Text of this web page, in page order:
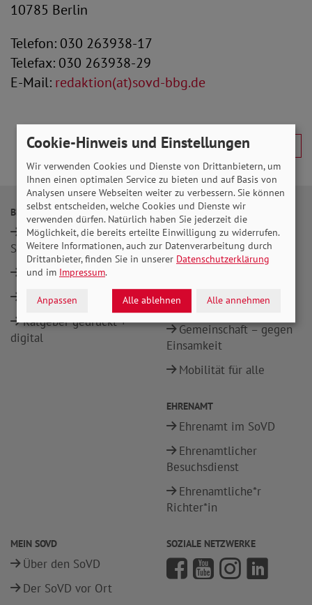
10785 Berlin
Telefon: 030 263938-17
Telefax: 030 263938-29
E-Mail: redaktion(at)sovd-bbg.de
BERATUNG
Alltags- und
Sozialberatung
Sozialrechtsberatung
Mobile Sozialberatung
Ratgeber gedruckt +
digital
POLITIK
Sozialpolitische
Positionen
Teilhabe
Gemeinschaft – gegen
Einsamkeit
Mobilität für alle
EHRENAMT
Ehrenamt im SoVD
Ehrenamtlicher
Besuchsdienst
Ehrenamtliche*r
Richter*in
MEIN SOVD
Über den SoVD
Der SoVD vor Ort
SOZIALE NETZWERKE
Cookie-Hinweis und Einstellungen
Wir verwenden Cookies und Dienste von Drittanbietern, um
Ihnen einen optimalen Service zu bieten und auf Basis von
Analysen unsere Webseiten weiter zu verbessern. Sie können
selbst entscheiden, welche Cookies und Dienste wir
verwenden dürfen. Natürlich haben Sie jederzeit die
Möglichkeit, die bereits erteilte Einwilligung zu widerrufen.
Weitere Informationen, auch zur Datenverarbeitung durch
Drittanbieter, finden Sie in unserer Datenschutzerklärung
und im Impressum.
Anpassen Alle ablehnen Alle annehmen